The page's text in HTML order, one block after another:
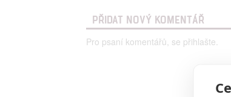
PŘIDAT NOVÝ KOMENTÁŘ
Pro psaní komentářů, se přihlašte.